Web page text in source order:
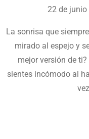
22 de junio
La sonrisa que
mirado al espejo y
mejor versión de
sientes incómodo al